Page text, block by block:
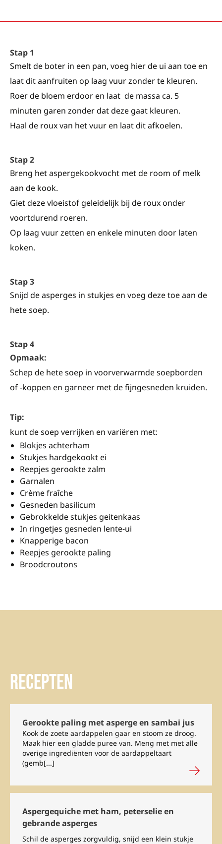
Stap 1
Smelt de boter in een pan, voeg hier de ui aan toe en
laat dit aanfruiten op laag vuur zonder te kleuren.
Roer de bloem erdoor en laat de massa ca. 5
minuten garen zonder dat deze gaat kleuren.
Haal de roux van het vuur en laat dit afkoelen.
Stap 2
Breng het aspergekookvocht met de room of melk
aan de kook.
Giet deze vloeistof geleidelijk bij de roux onder
voortdurend roeren.
Op laag vuur zetten en enkele minuten door laten
koken.
Stap 3
Snijd de asperges in stukjes en voeg deze toe aan de
hete soep.
Stap 4
Opmaak:
Schep de hete soep in voorverwarmde soepborden
of -koppen en garneer met de fijngesneden kruiden.
Tip:
kunt de soep verrijken en variëren met:
Blokjes achterham
Stukjes hardgekookt ei
Reepjes gerookte zalm
Garnalen
Crème fraîche
Gesneden basilicum
Gebrokkelde stukjes geitenkaas
In ringetjes gesneden lente-ui
Knapperige bacon
Reepjes gerookte paling
Broodcroutons
Recepten
Gerookte paling met asperge en sambai jus
Kook de zoete aardappelen gaar en stoom ze droog.
Maak hier een gladde puree van. Meng met met alle
overige ingrediënten voor de aardappeltaart
(gemb[...]
Aspergequiche met ham, peterselie en
gebrande asperges
Schil de asperges zorgvuldig, snijd een klein stukje